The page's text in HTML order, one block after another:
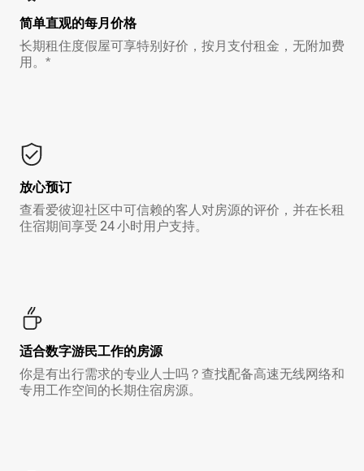
简单直观的每月价格
长期租住度假屋可享特别好价，按月支付租金，无附加费
用。*
放心预订
查看爱彼迎社区中可信赖的客人对房源的评价，并在长租
住宿期间享受 24 小时用户支持。
适合数字游民工作的房源
你是有出行需求的专业人士吗？查找配备高速无线网络和
专用工作空间的长期住宿房源。